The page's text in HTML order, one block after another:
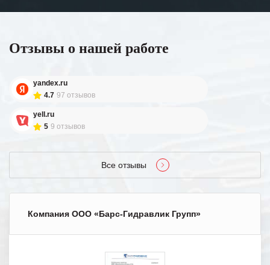
Отзывы о нашей работе
yandex.ru
4.7 97 отзывов
yell.ru
5 9 отзывов
Все отзывы
Компания ООО «Барс-Гидравлик Групп»